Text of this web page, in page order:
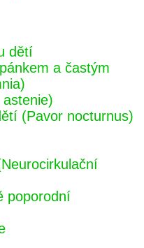
dětí
a častým
(Pavor nocturnus)
poporodní